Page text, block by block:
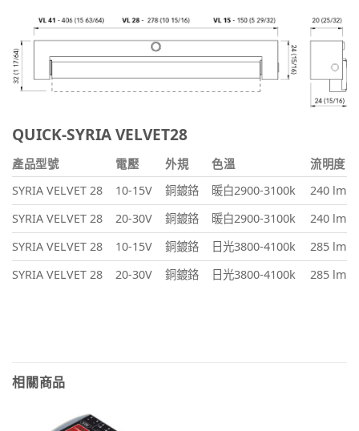
QUICK-SYRIA VELVET28
產品型號 電壓 外規 色溫
流明度
SYRIA VELVET 28
10-15V 銅鍍鉻 暖白2900-3100k
240 lm
SYRIA VELVET 28
20-30V 銅鍍鉻 暖白2900-3100k
240 lm
SYRIA VELVET 28
10-15V 銅鍍鉻 日光3800-4100k
285 lm
SYRIA VELVET 28
20-30V 銅鍍鉻 日光3800-4100k 285 lm
相關商品